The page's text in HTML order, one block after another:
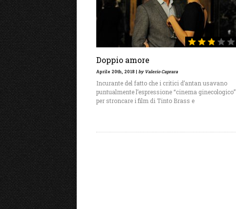
Doppio amore
Aprile 20th, 2018 | by Valerio Caprara
Incurante del fatto che i critici d’antan usavano
puntualmente l’espressione “cinema ginecologico”
per stroncare i film di Tinto Brass e